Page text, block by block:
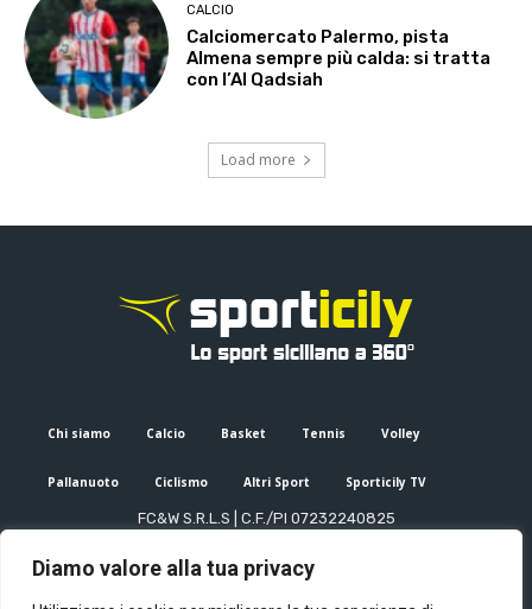
Diamo valore alla tua privacy
CALCIO
Calciomercato Palermo, pista
Almena sempre più calda: si tratta
con l’Al Qadsiah
Load more
Chi siamo Calcio Basket Tennis Volley
Pallanuoto Ciclismo Altri Sport Sporticily TV
FC&W S.R.L.S | C.F./PI 07232240825
Editore e direttore responsabile: Francesco Cammuca | Registro